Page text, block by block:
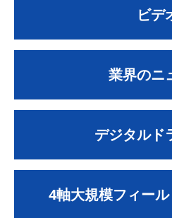
ビデ
業界のニ
デジタルド
4軸大規模フィー